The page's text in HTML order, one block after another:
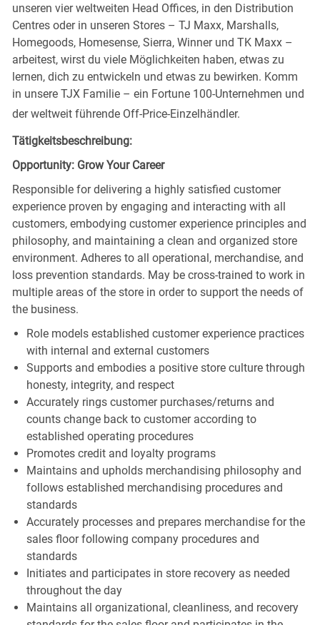
unseren vier weltweiten Head Offices, in den Distribution
Centres oder in unseren Stores – TJ Maxx, Marshalls,
Homegoods, Homesense, Sierra, Winner und TK Maxx –
arbeitest, wirst du viele Möglichkeiten haben, etwas zu
lernen, dich zu entwickeln und etwas zu bewirken. Komm
in unsere TJX Familie – ein Fortune 100-Unternehmen und
der weltweit führende Off-Price-Einzelhändler.
Tätigkeitsbeschreibung:
Opportunity: Grow Your Career
Responsible for delivering a highly satisfied customer
experience proven by engaging and interacting with all
customers, embodying customer experience principles and
philosophy, and maintaining a clean and organized store
environment. Adheres to all operational, merchandise, and
loss prevention standards. May be cross-trained to work in
multiple areas of the store in order to support the needs of
the business.
Role models established customer experience practices
with internal and external customers
Supports and embodies a positive store culture through
honesty, integrity, and respect
Accurately rings customer purchases/returns and
counts change back to customer according to
established operating procedures
Promotes credit and loyalty programs
Maintains and upholds merchandising philosophy and
follows established merchandising procedures and
standards
Accurately processes and prepares merchandise for the
sales floor following company procedures and
standards
Initiates and participates in store recovery as needed
throughout the day
Maintains all organizational, cleanliness, and recovery